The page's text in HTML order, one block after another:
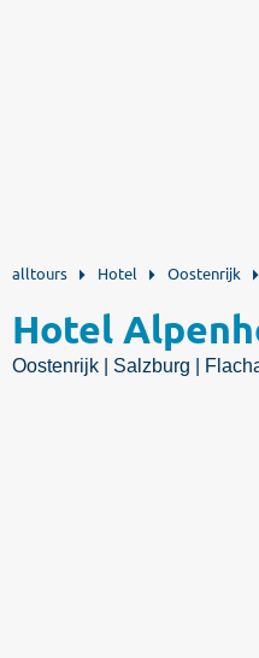
alltours Hotel Oostenrijk
Hotel
Oostenrijk | Salzburg |